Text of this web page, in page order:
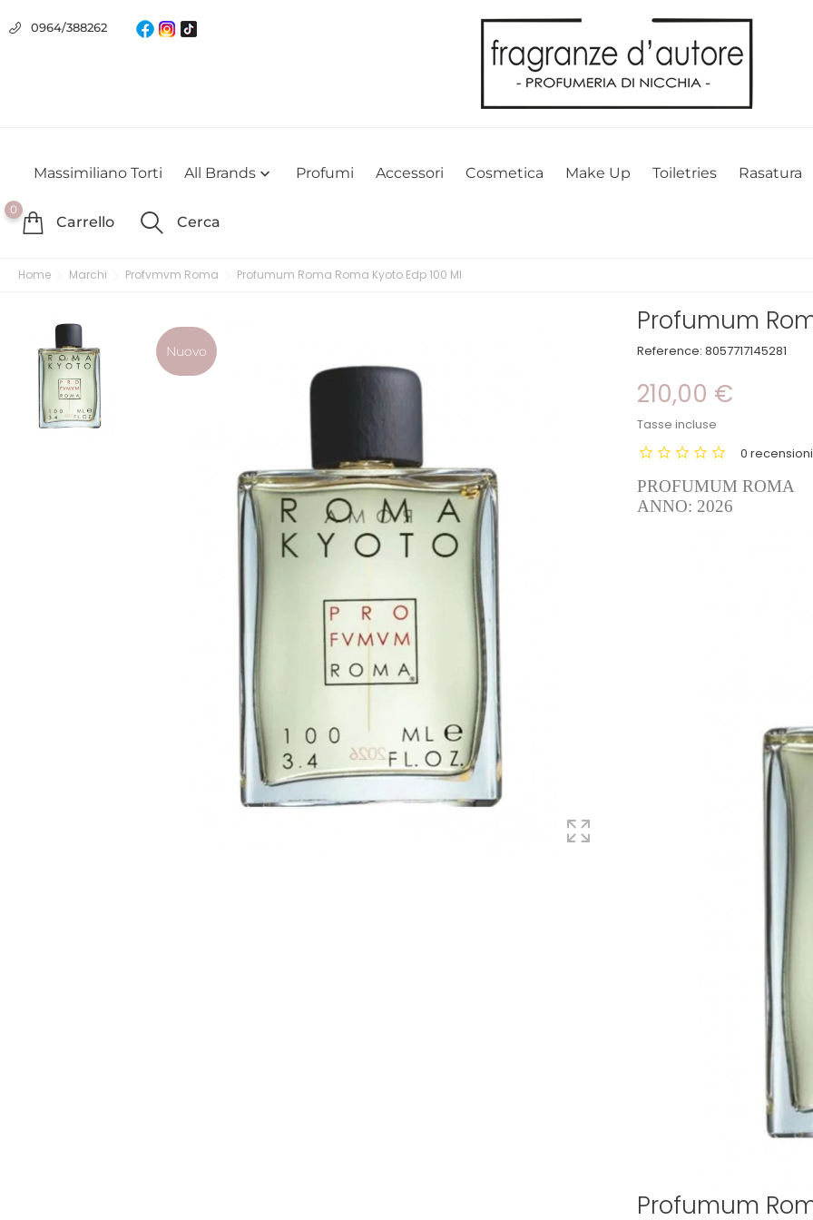
Usiamo i cookie
Utilizziamo i cookie per offrirti la migliore esperienza possibile sul nostro sito web. Cliccando su OK, acconsenti alla nostra politica
0964/388262
Massimiliano Torti All Brands  Profumi Accessori Cosmetica Make Up Toiletries Rasatura
0
Carrello Cerca
Home Marchi Profvmvm Roma Profumum Roma Roma Kyoto Edp 100 Ml
Nuovo
Profumum
Reference: 8057717145281
210,00 €
Tasse incluse
0
PROFUMUM ROMA
ANNO: 2026
Profumum